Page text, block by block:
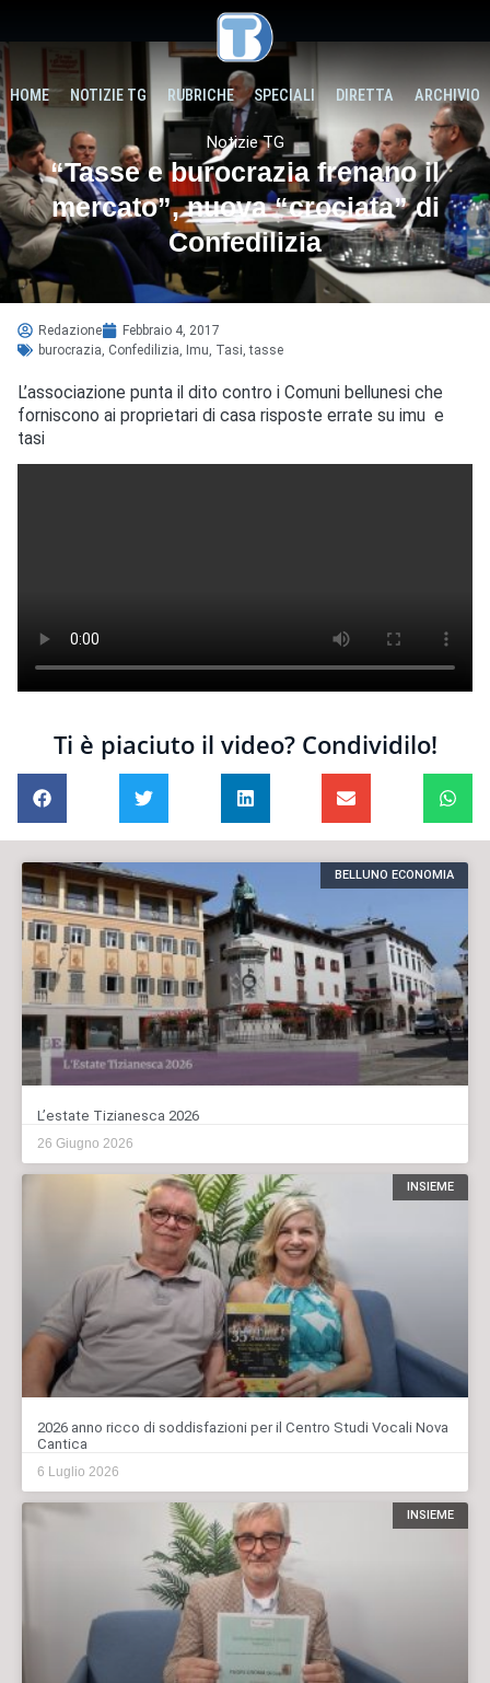
HOME NOTIZIE TG RUBRICHE SPECIALI DIRETTA ARCHIVIO
Notizie TG
“Tasse e burocrazia frenano il
mercato”, nuova “crociata” di
Confedilizia
Redazione
Febbraio 4, 2017
burocrazia Confedilizia Imu Tasi ,tasse
L’associazione punta il dito contro i Comuni bellunesi che
forniscono ai proprietari di casa risposte errate su imu e
tasi
Ti è piaciuto il video? Condividilo!
BELLUNO ECONOMIA
L’estate Tizianesca 2026
26 Giugno 2026
INSIEME
2026 anno ricco di soddisfazioni per il Centro Studi Vocali Nova
Cantica
6 Luglio 2026
INSIEME